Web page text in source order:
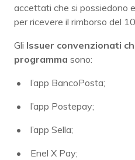
accettati che si possiedono
per ricevere il rimborso del
Gli Issuer convenzionati
programma sono:
l’app BancoPosta;
l’app Postepay;
l’app Sella;
Enel X Pay;